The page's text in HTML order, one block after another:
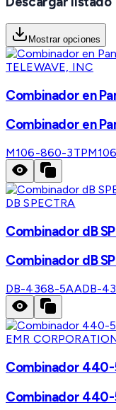
Mostrar opciones
TELEWAVE, INC
Combinador en
Combinador en
M106-860-3TP
DB SPECTRA
Combinador dB
Combinador dB
DB-4368-5AADB-
EMR
Combinador 440-
Combinador 440-